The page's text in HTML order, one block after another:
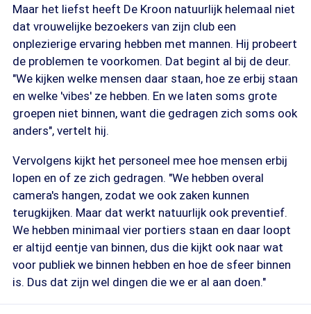
Maar het liefst heeft De Kroon natuurlijk helemaal niet
dat vrouwelijke bezoekers van zijn club een
onplezierige ervaring hebben met mannen. Hij probeert
de problemen te voorkomen. Dat begint al bij de deur.
"We kijken welke mensen daar staan, hoe ze erbij staan
en welke 'vibes' ze hebben. En we laten soms grote
groepen niet binnen, want die gedragen zich soms ook
anders", vertelt hij.
Vervolgens kijkt het personeel mee hoe mensen erbij
lopen en of ze zich gedragen. "We hebben overal
camera's hangen, zodat we ook zaken kunnen
terugkijken. Maar dat werkt natuurlijk ook preventief.
We hebben minimaal vier portiers staan en daar loopt
er altijd eentje van binnen, dus die kijkt ook naar wat
voor publiek we binnen hebben en hoe de sfeer binnen
is. Dus dat zijn wel dingen die we er al aan doen."